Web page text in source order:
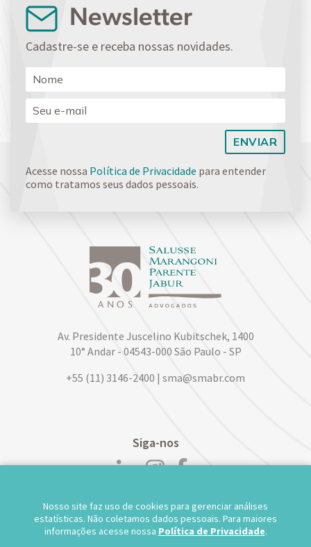
Newsletter
Cadastre-se e receba nossas novidades.
Acesse nossa Política de Privacidade para entender
como tratamos seus dados pessoais.
Av. Presidente Juscelino Kubitschek, 1400
10° Andar - 04543-000 São Paulo - SP
+55 (11) 3146-2400 | sma@smabr.com
Siga-nos
POLÍTICA DE PRIVACIDADE DE DADOS
Nosso site faz uso de cookies para gerenciar análises
estatísticas. Não coletamos dados pessoais. Para maiores
informações acesse nossa Política de Privacidade.